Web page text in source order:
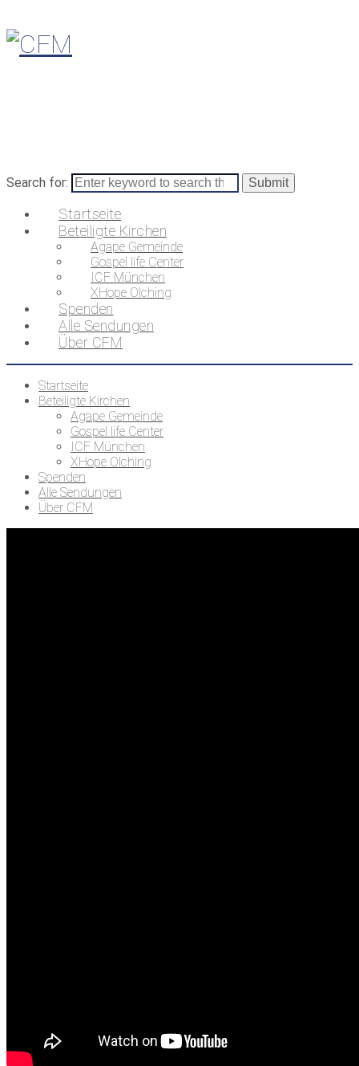
Search for:
Startseite
Beteiligte Kirchen
Agape Gemeinde
Gospel life Center
ICF München
XHope Olching
Spenden
Alle Sendungen
Über CFM
Startseite
Beteiligte Kirchen
Agape Gemeinde
Gospel life Center
ICF München
XHope Olching
Spenden
Alle Sendungen
Über CFM
Share on Twitter
–Share on Facebook